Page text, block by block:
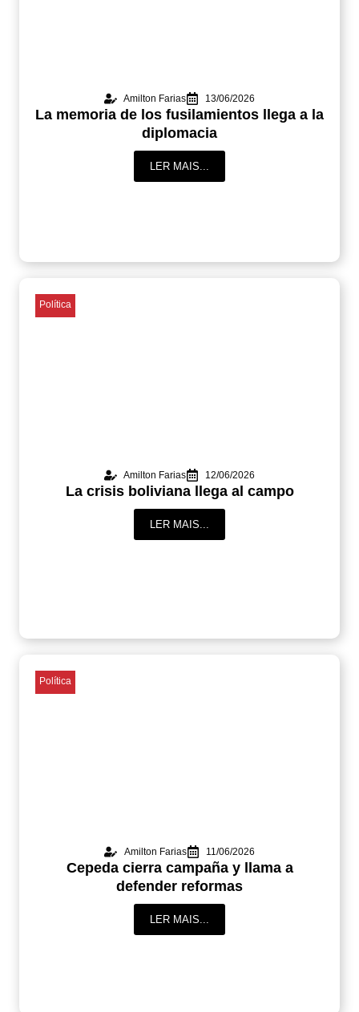
Amilton Farias 13/06/2026
La memoria de los fusilamientos llega a la
diplomacia
LER MAIS...
Política
Amilton Farias 12/06/2026
La crisis boliviana llega al campo
LER MAIS...
Política
Amilton Farias 11/06/2026
Cepeda cierra campaña y llama a
defender reformas
LER MAIS...